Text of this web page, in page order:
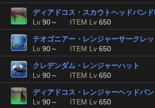
ディアドコス・スカウトヘッドバン
Lv 90～ ITEM Lv 650
テオゴニアー・レンジャーサークレッ
Lv 90～ ITEM Lv 650
クレデンダム・レンジャーハット
Lv 90～ ITEM Lv 650
ディアドコス・レンジャーヘッドバ
Lv 90～ ITEM Lv 650